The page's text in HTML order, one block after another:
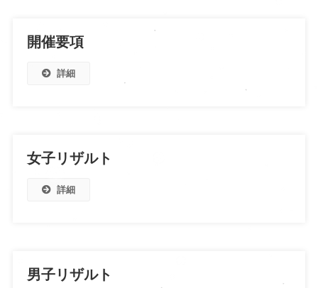
開催要項
詳細
女子リザルト
詳細
男子リザルト